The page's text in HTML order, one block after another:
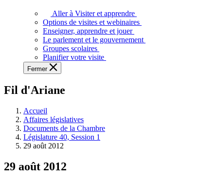
voir,
apprendre
et
à
à
législative.
Aller à Visiter et apprendre
Options de visites et webinaires
Enseigner, apprendre et jouer
Le parlement et le gouvernement
Groupes scolaires
Planifier votre visite
Fermer
Fil d'Ariane
Accueil
Affaires législatives
Documents de la Chambre
Législature 40, Session 1
29 août 2012
29 août 2012